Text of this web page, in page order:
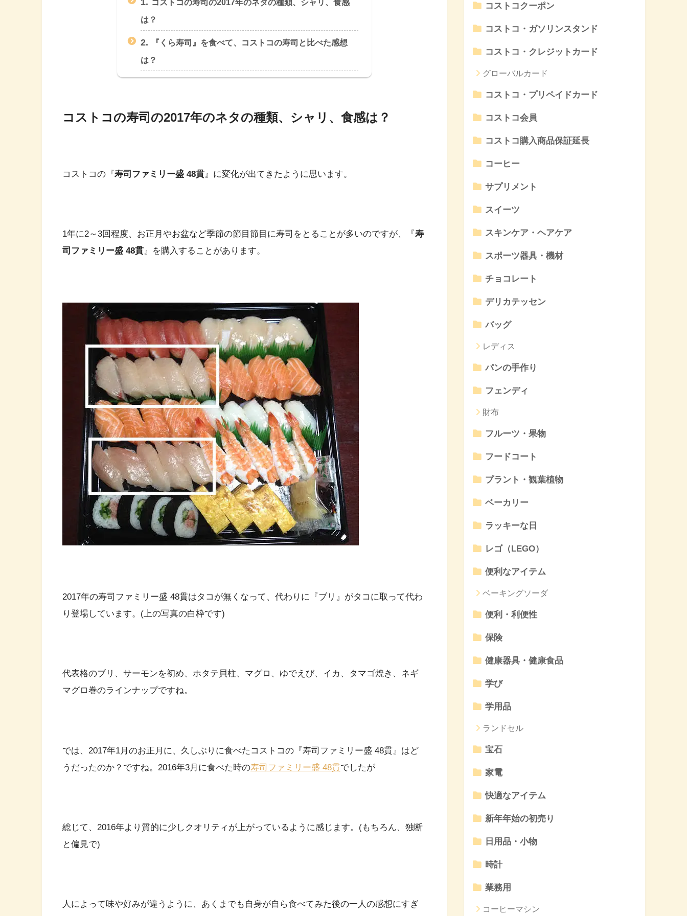
コストコの寿司の2017年のネタの種類、シャリ、食感
は？
2.
『くら寿司』を食べて、コストコの寿司と比べた感想
は？
コストコの寿司の2017年のネタの種類、シャリ、食感は？
コストコの『寿司ファミリー盛 48貫』に変化が出てきたように思います。
1年に2～3回程度、お正月やお盆など季節の節目節目に寿司をとることが多いのですが、『寿
司ファミリー盛 48貫』を購入することがあります。
2017年の寿司ファミリー盛 48貫はタコが無くなって、代わりに『ブリ』がタコに取って代わ
り登場しています。(上の写真の白枠です)
代表格のブリ、サーモンを初め、ホタテ貝柱、マグロ、ゆでえび、イカ、タマゴ焼き、ネギ
マグロ巻のラインナップですね。
では、2017年1月のお正月に、久しぶりに食べたコストコの『寿司ファミリー盛 48貫』はど
うだったのか？ですね。2016年3月に食べた時の寿司ファミリー盛 48貫でしたが
総じて、2016年より質的に少しクオリティが上がっているように感じます。(もちろん、独断
と偏見で)
人によって味や好みが違うように、あくまでも自身が自ら食べてみた後の一人の感想にすぎ
コストコクーポン
コストコ・ガソリンスタンド
コストコ・クレジットカード
グローバルカード
コストコ・プリペイドカード
コストコ会員
コストコ購入商品保証延長
コーヒー
サプリメント
スイーツ
スキンケア・ヘアケア
スポーツ器具・機材
チョコレート
デリカテッセン
バッグ
レディス
パンの手作り
フェンディ
財布
フルーツ・果物
フードコート
プラント・観葉植物
ベーカリー
ラッキーな日
レゴ（LEGO）
便利なアイテム
ベーキングソーダ
便利・利便性
保険
健康器具・健康食品
学び
学用品
ランドセル
宝石
家電
快適なアイテム
新年年始の初売り
日用品・小物
時計
業務用
コーヒーマシン